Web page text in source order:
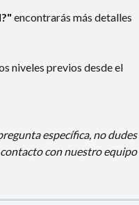
encontrarás más detalles
niveles previos desde el
específica, no dudes
con nuestro equipo